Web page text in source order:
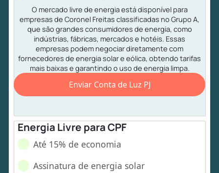
O mercado livre de energia está disponível para
empresas de Coronel Freitas classificadas no Grupo A,
que são grandes consumidores de energia, como
indústrias, fábricas, mercados e hotéis. Essas
empresas podem negociar diretamente com
fornecedores de energia solar e eólica, obtendo tarifas
mais baixas e garantindo o uso de energia limpa.
Enviar Conta de Luz PJ
Energia Livre para CPF
Até 15% de economia
Assinatura de energia solar